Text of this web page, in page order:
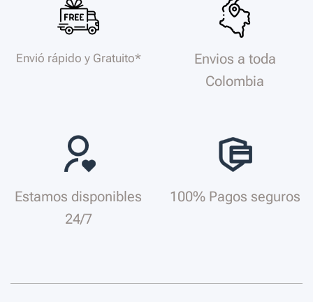
Envió rápido y Gratuito*
Envios a toda
Colombia
Estamos disponibles
24/7
100% Pagos seguros